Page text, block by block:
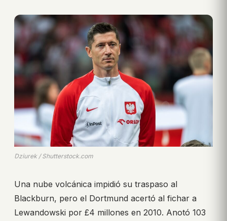
Dziurek / Shutterstock.com
Una nube volcánica impidió su traspaso al
Blackburn, pero el Dortmund acertó al fichar a
Lewandowski por £4 millones en 2010. Anotó 103